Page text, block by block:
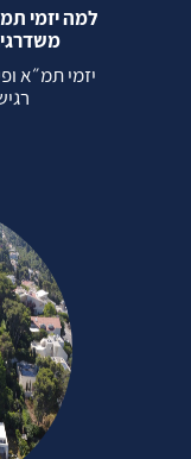
למה יזמי
יזמי תמ״א